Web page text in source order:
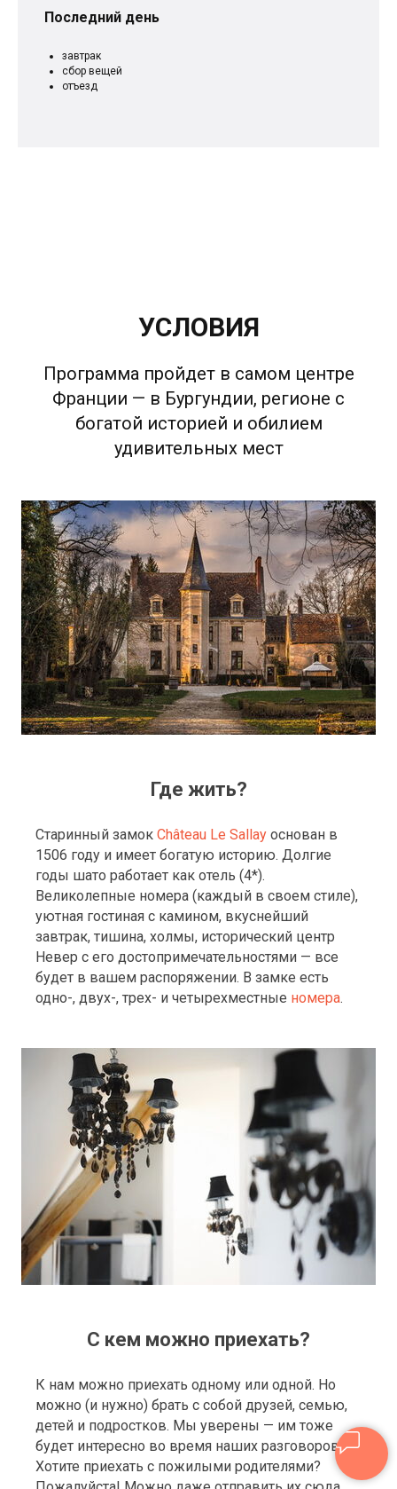
Последний день
завтрак
сбор вещей
отъезд
УСЛОВИЯ
Программа пройдет в самом центре
Франции — в Бургундии, регионе с
богатой историей и обилием
удивительных мест
Где жить?
Старинный замок Сhâteau Le Sallay основан в
1506 году и имеет богатую историю. Долгие
годы шато работает как отель (4*).
Великолепные номера (каждый в своем стиле),
уютная гостиная с камином, вкуснейший
завтрак, тишина, холмы, исторический центр
Невер с его достопримечательностями — все
будет в вашем распоряжении. В замке есть
одно-, двух-, трех- и четырехместные номера.
С кем можно приехать?
К нам можно приехать одному или одной. Но
можно (и нужно) брать с собой друзей, семью,
детей и подростков. Мы уверены — им тоже
будет интересно во время наших разговоров.
Хотите приехать с пожилыми родителями?